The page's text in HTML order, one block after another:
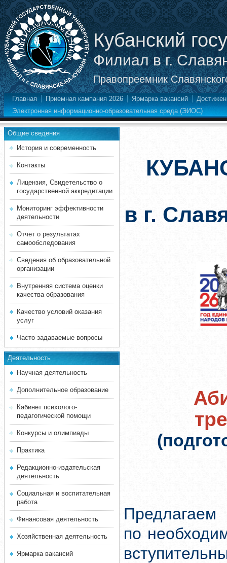
Кубанский
Филиал в г.
Правопреемник
Главная Приемная кампания 2026 Ярмарка вакансий
Электронная информационно-образовательная среда (ЭИОС)
Общие сведения
История и современность
Контакты
Лицензия, Свидетельство о
государственной аккредитации
Мониторинг эффективности
деятельности
Отчет о результатах
самообследования
Сведения об образовательной
организации
Внутренняя система оценки
качества образования
Качество условий оказания
услуг
Часто задаваемые вопросы
Деятельность
Научная деятельность
Дополнительное образование
Кабинет психолого-
педагогической помощи
Конкурсы и олимпиады
Практика
Редакционно-издательская
деятельность
Социальная и воспитательная
работа
Финансовая деятельность
Хозяйственная деятельность
Ярмарка вакансий
в г.
Предлагаем
по